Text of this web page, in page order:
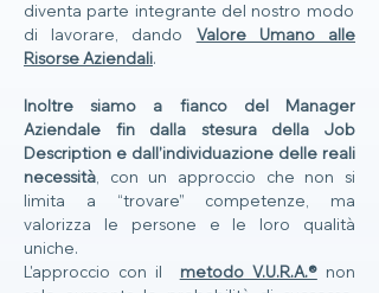
diventa parte integrante del nostro modo
di lavorare, dando Valore Umano alle
Risorse Aziendali.
Inoltre siamo a fianco del Manager
Aziendale fin dalla stesura della Job
Description e dall’individuazione delle reali
necessità , con un approccio che non si
limita a “trovare” competenze, ma
valorizza le persone e le loro qualità
uniche.
L'approccio con il metodo V.U.R.A.® non